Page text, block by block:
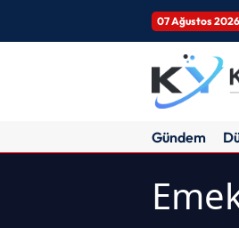
07 Ağustos 2026
Gündem